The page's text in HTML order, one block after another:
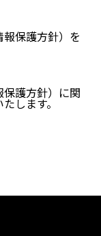
保護方針）を
護方針）に関
します。